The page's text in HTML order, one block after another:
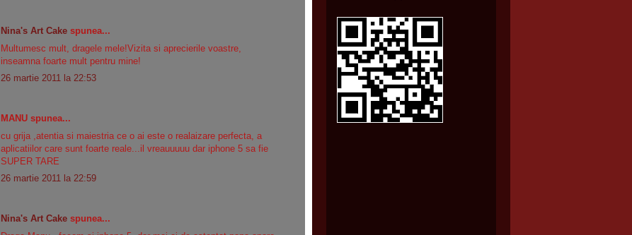
Nina's Art Cake spunea...
Multumesc mult, dragele mele!Vizita si aprecierile voastre,
inseamna foarte mult pentru mine!
26 martie 2011 la 22:53
MANU spunea...
cu grija ,atentia si maiestria ce o ai este o realaizare perfecta, a
aplicatiilor care sunt foarte reale...il vreauuuuu dar iphone 5 sa fie
SUPER TARE
26 martie 2011 la 22:59
Nina's Art Cake spunea...